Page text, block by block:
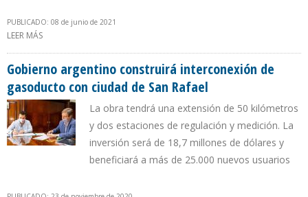
PUBLICADO: 08 de junio de 2021
LEER MÁS
Gobierno argentino construirá interconexión de
gasoducto con ciudad de San Rafael
La obra tendrá una extensión de 50 kilómetros
y dos estaciones de regulación y medición. La
inversión será de 18,7 millones de dólares y
beneficiará a más de 25.000 nuevos usuarios